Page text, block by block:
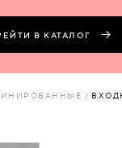
В КАТАЛОГ